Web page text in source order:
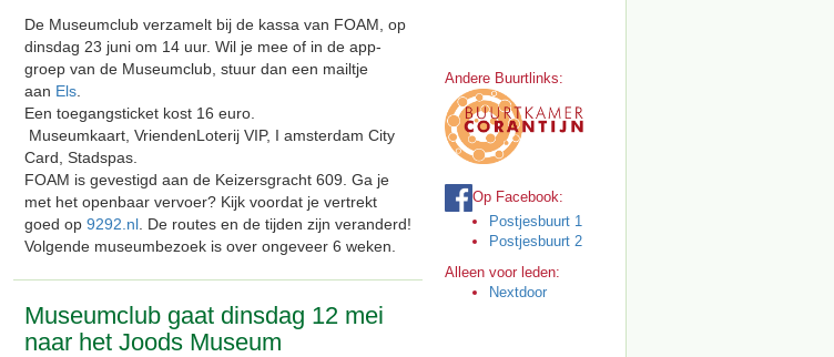
De Museumclub verzamelt bij de kassa van FOAM, op
dinsdag 23 juni om 14 uur. Wil je mee of in de app-
groep van de Museumclub, stuur dan een mailtje
aan Els.
Een toegangsticket kost 16 euro.
Museumkaart, VriendenLoterij VIP, I amsterdam City
Card, Stadspas.
FOAM is gevestigd aan de Keizersgracht 609. Ga je
met het openbaar vervoer? Kijk voordat je vertrekt
goed op 9292.nl. De routes en de tijden zijn veranderd!
Volgende museumbezoek is over ongeveer 6 weken.
Museumclub gaat dinsdag 12 mei
naar het Joods Museum
Andere Buurtlinks:
Op Facebook:
Postjesbuurt 1
Postjesbuurt 2
Alleen voor leden:
Nextdoor